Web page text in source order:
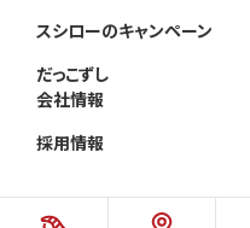
スシローのキャンペーン
だっこずし
会社情報
採用情報